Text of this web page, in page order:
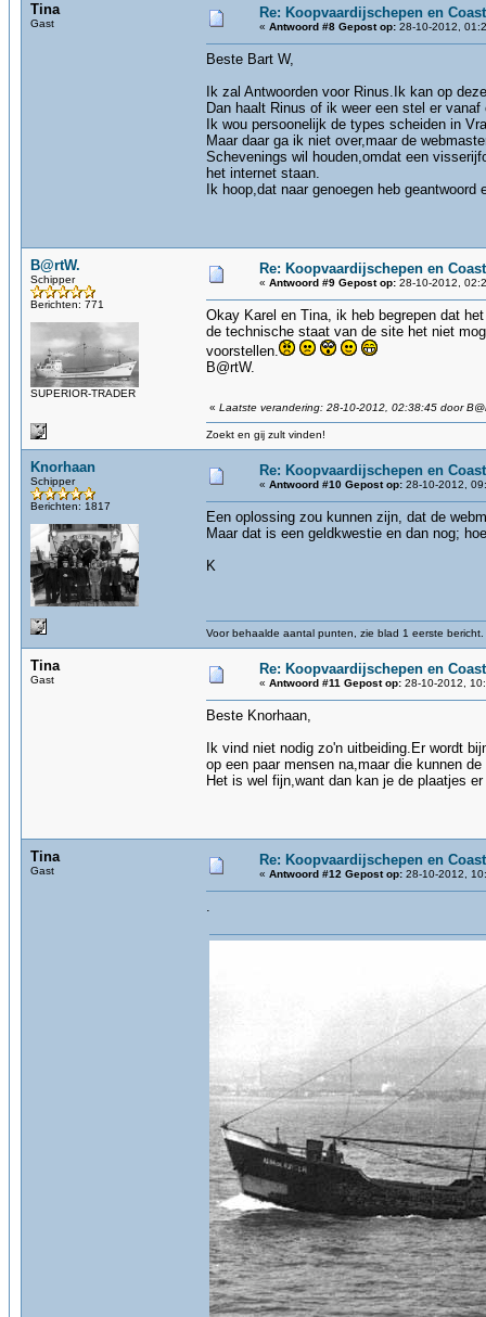
Tina
Gast
Re: Koopvaardijschepen en
« Antwoord #8 Gepost op: 28-10-2012,
Beste Bart W,
Ik zal Antwoorden voor Rinus.Ik kan op
Dan haalt Rinus of ik weer een stel er
Ik wou persoonelijk de types scheiden in
Maar daar ga ik niet over,maar de
Schevenings wil houden,omdat een
het internet staan.
Ik hoop,dat naar genoegen heb
B@rtW.
Schipper
Berichten: 771
SUPERIOR-TRADER
Re: Koopvaardijschepen en
« Antwoord #9 Gepost op: 28-10-2012,
Okay Karel en Tina, ik heb begrepen dat
de technische staat van de site het niet
voorstellen.
B@rtW.
« Laatste verandering: 28-10-2012, 02:38:45 door
Zoekt en gij zult vinden!
Knorhaan
Schipper
Berichten: 1817
Re: Koopvaardijschepen en
« Antwoord #10 Gepost op: 28-10-2012,
Een oplossing zou kunnen zijn, dat de
Maar dat is een geldkwestie en dan nog;
K
Voor behaalde aantal punten, zie blad 1 eerste bericht.
Tina
Gast
Re: Koopvaardijschepen en
« Antwoord #11 Gepost op: 28-10-2012,
Beste Knorhaan,
Ik vind niet nodig zo'n uitbeiding.Er wordt
op een paar mensen na,maar die kunnen
Het is wel fijn,want dan kan je de plaatjes
Tina
Gast
Re: Koopvaardijschepen en
« Antwoord #12 Gepost op: 28-10-2012,
.